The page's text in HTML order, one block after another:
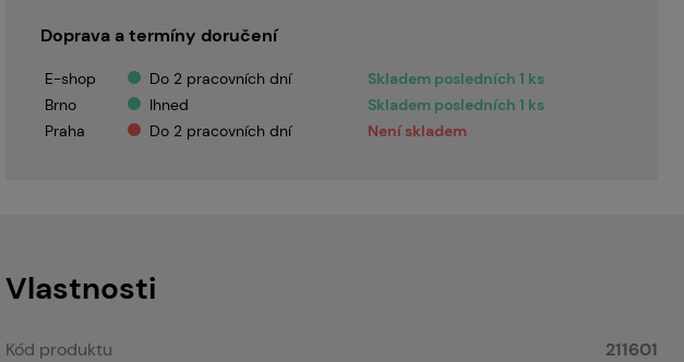
Doprava a termíny doručení
E-shop Do 2 pracovních dní
Skladem posledních 1 ks
Brno
Ihned
Skladem posledních 1 ks
Praha
Do 2 pracovních dní Není skladem
Vlastnosti
Kód produktu 211601